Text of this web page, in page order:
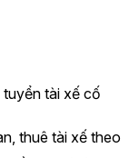
tài xế cố
thuê tài xế theo